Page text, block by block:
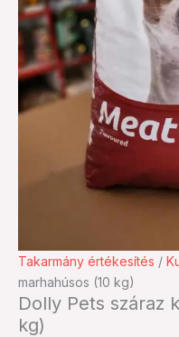
Takarmány értékesítés /
marhahúsos (10 kg)
Dolly Pets száraz
kg)